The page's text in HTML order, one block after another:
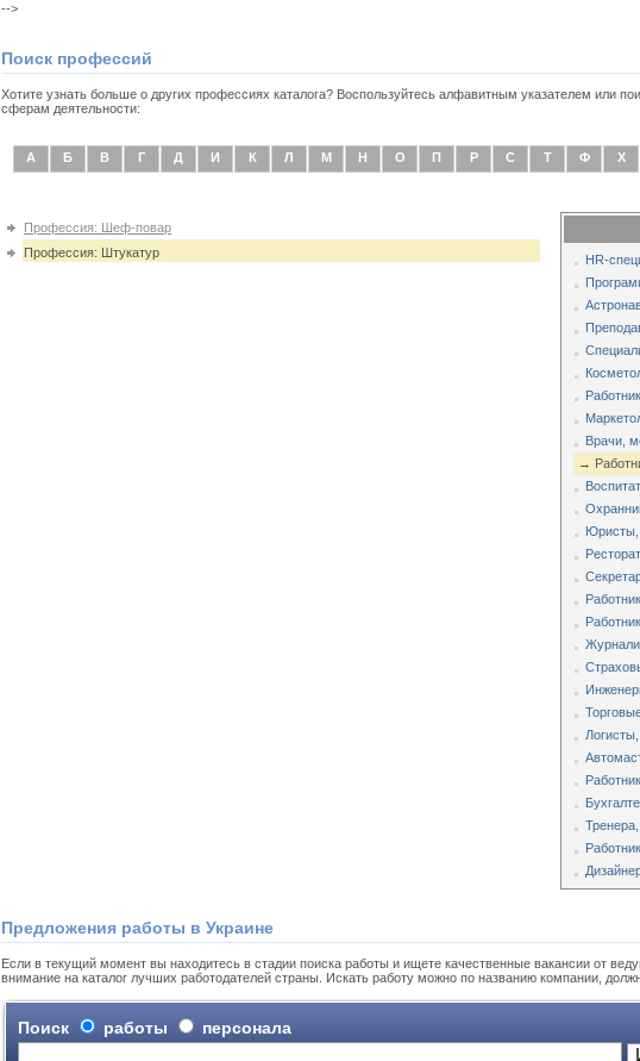
-->
Поиск профессий
Хотите узнать больше о других профессиях каталога? Воспользуйтесь алфавитным указателем или
сферам деятельности:
А Б В Г Д И К Л М Н О П Р С Т Ф Х
Профессия: Шеф-повар
Профессия: Штукатур
HR-
Врачи,
→
Юристы,
Предложения работы в Украине
Если в текущий момент вы находитесь в стадии поиска работы и ищете качественные вакансии от
внимание на каталог лучших работодателей страны. Искать работу можно по названию компании,
Поиск работы персонала